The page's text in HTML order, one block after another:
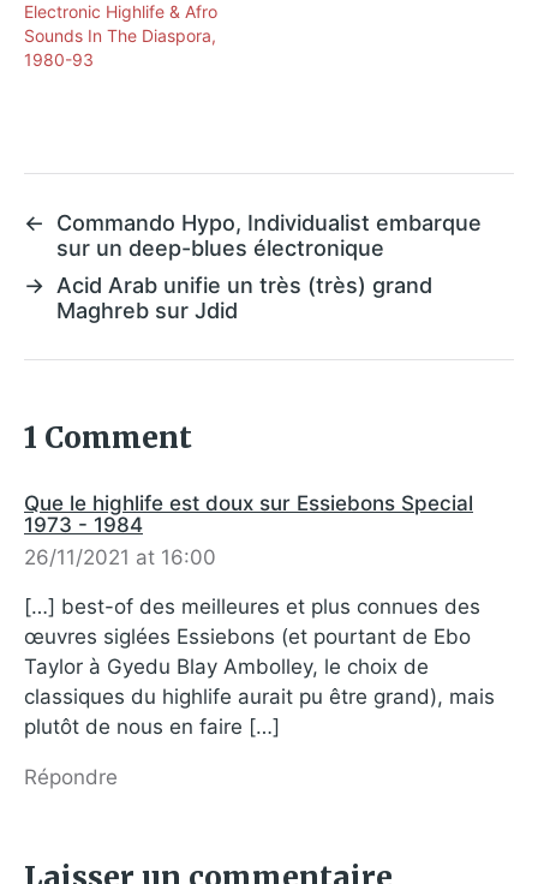
Electronic Highlife & Afro
Sounds In The Diaspora,
1980​-​93
←
Commando Hypo, Individualist embarque
sur un deep-blues électronique
→ Acid Arab unifie un très (très) grand
Maghreb sur Jdid
1 Comment
Que le highlife est doux sur Essiebons Special
1973 - 1984
26/11/2021 at 16:00
[…] best-of des meilleures et plus connues des
œuvres siglées Essiebons (et pourtant de Ebo
Taylor à Gyedu Blay Ambolley, le choix de
classiques du highlife aurait pu être grand), mais
plutôt de nous en faire […]
Répondre